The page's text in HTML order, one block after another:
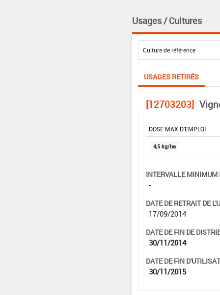
Usages / Cultures
USAGES RETIRÉS
[12703203]
DOSE MAX D'EMPLOI
4,5 kg/ha
INTERVALLE MINIMUM
-
DATE DE RETRAIT DE
17/09/2014
DATE DE FIN DE
30/11/2014
DATE DE FIN
30/11/2015